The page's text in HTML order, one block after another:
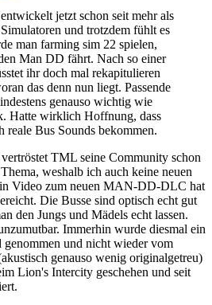
jetzt schon seit mehr als
und trotzdem fühlt es
man farming sim 22 spielen,
Man DD fährt. Nach so einer
ihr doch mal rekapitulieren
das denn nun liegt. Passende
genauso wichtig wie
Hatte wirklich Hoffnung, dass
reale Bus Sounds bekommen.
TML seine Community schon
weshalb ich auch keine neuen
Video zum neuen MAN-DD-DLC hat
Die Busse sind optisch echt gut
den Jungs und Mädels echt lassen.
Immerhin wurde diesmal ein
genommen und nicht wieder vom
genauso wenig originalgetreu)
Lion's Intercity geschehen und seit